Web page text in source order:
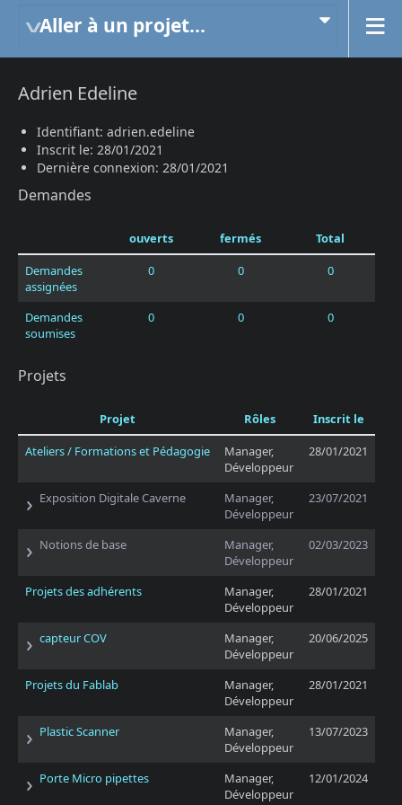
Aller à un projet...
Adrien Edeline
Identifiant: adrien.edeline
Inscrit le: 28/01/2021
Dernière connexion: 28/01/2021
Demandes
ouverts fermés
Total
Demandes
assignées
0 0 0
Demandes
soumises
0 0 0
Projets
Projet Rôles
Inscrit le
Ateliers / Formations et Pédagogie
Manager,
Développeur
28/01/2021
Exposition Digitale Caverne
Manager,
Développeur
23/07/2021
Notions de base
Manager,
Développeur
02/03/2023
Projets des adhérents
Manager,
Développeur
28/01/2021
capteur COV
Manager,
Développeur
20/06/2025
Projets du Fablab
Manager,
Développeur
28/01/2021
Plastic Scanner
Manager,
Développeur
13/07/2023
Porte Micro pipettes
Manager,
Développeur
12/01/2024